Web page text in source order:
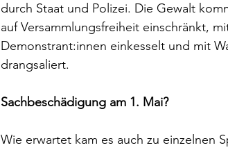
durch Staat und Polizei. Die Gewalt
auf Versammlungsfreiheit einschränkt,
Demonstrant:innen einkesselt und mit
drangsaliert.
Sachbeschädigung am 1. Mai?
Wie erwartet kam es auch zu einzelnen